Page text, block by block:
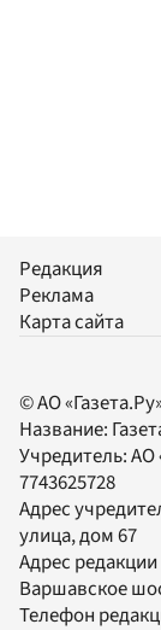
Редакция
Реклама
Карта сайта
© АО
Название:
Учредитель:АО
7743625728
Адрес
улица, дом 67
Адрес
Варшавское
Телефон